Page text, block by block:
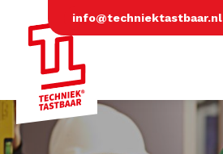
info@techniektastbaar.nl